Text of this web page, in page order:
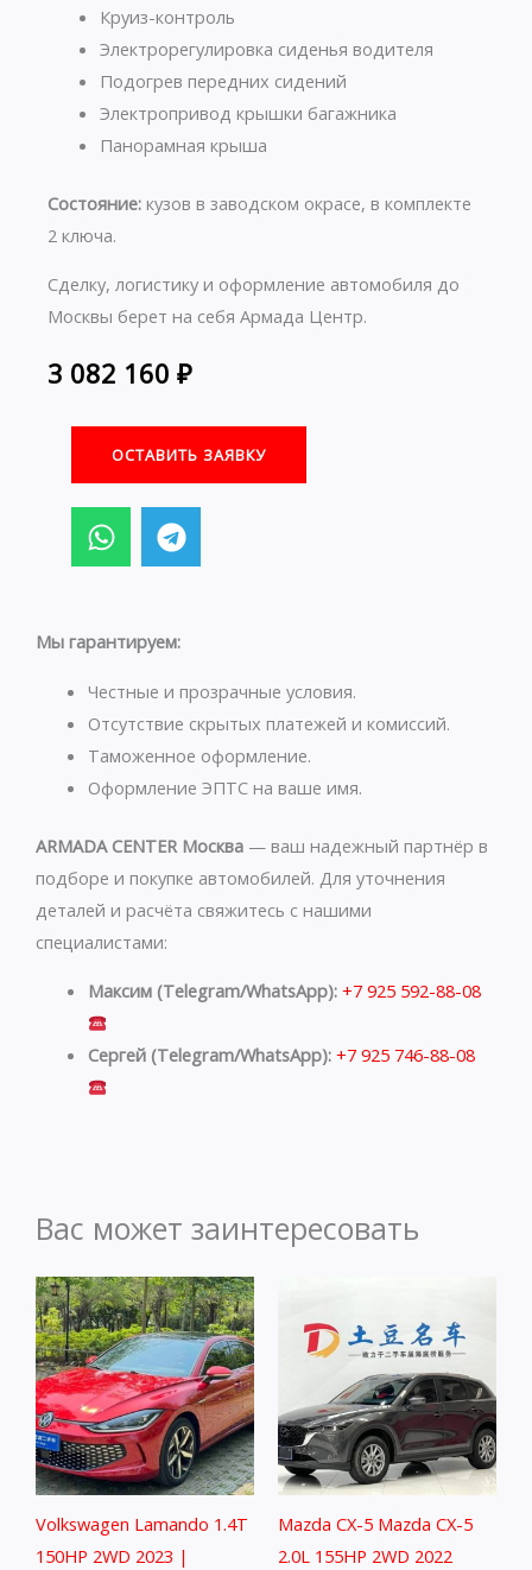
Круиз-контроль
Электрорегулировка сиденья водителя
Подогрев передних сидений
Электропривод крышки багажника
Панорамная крыша
Состояние: кузов в заводском окрасе, в комплекте
2 ключа.
Сделку, логистику и оформление автомобиля до
Москвы берет на себя Армада Центр.
3 082 160 ₽
ОСТАВИТЬ ЗАЯВКУ
W
h
a
s
p
p
T
e
l
g
a
m
Мы гарантируем:
Честные и прозрачные условия.
Отсутствие скрытых платежей и комиссий.
Таможенное оформление.
Оформление ЭПТС на ваше имя.
ARMADA CENTER Москва — ваш надежный партнёр в
подборе и покупке автомобилей. Для уточнения
деталей и расчёта свяжитесь с нашими
специалистами:
Максим (Telegram/WhatsApp): +7 925 592-88-08
Сергей (Telegram/WhatsApp): +7 925 746-88-08
Вас может заинтересовать
Volkswagen Lamando 1.4T
150HP 2WD 2023 |
Mazda CX-5 Mazda CX-5
2.0L 155HP 2WD 2022